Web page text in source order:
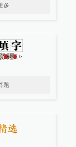
多
题